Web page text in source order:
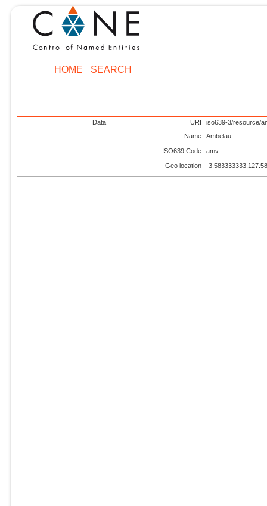
HOME SEARCH
Data URI
iso639-3/resource/
Name
Ambelau
ISO639 Code amv
Geo location -